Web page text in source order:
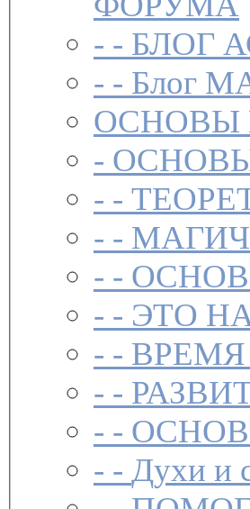
- - БЛОГ
- - Блог
ОСНОВЫ
-
- -
- -
- -
- - ЭТО
- -
- -
- -
- - Духи и